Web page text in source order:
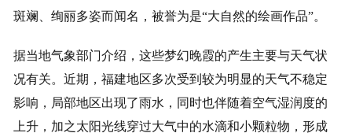
斑斓、绚丽多姿而闻名，被誉为是“大自然的绘画作品”。
据当地气象部门介绍，这些梦幻晚霞的产生主要与天气状
况有关。近期，福建地区多次受到较为明显的天气不稳定
影响，局部地区出现了雨水，同时也伴随着空气湿润度的
上升，加之太阳光线穿过大气中的水滴和小颗粒物，形成